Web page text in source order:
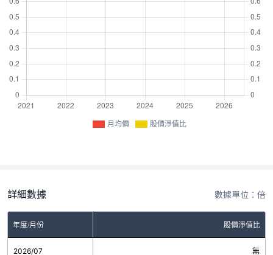
月均價 股價淨值比
詳細數據 數據單位：倍
年度/月份 股價淨值比
2026/07 無